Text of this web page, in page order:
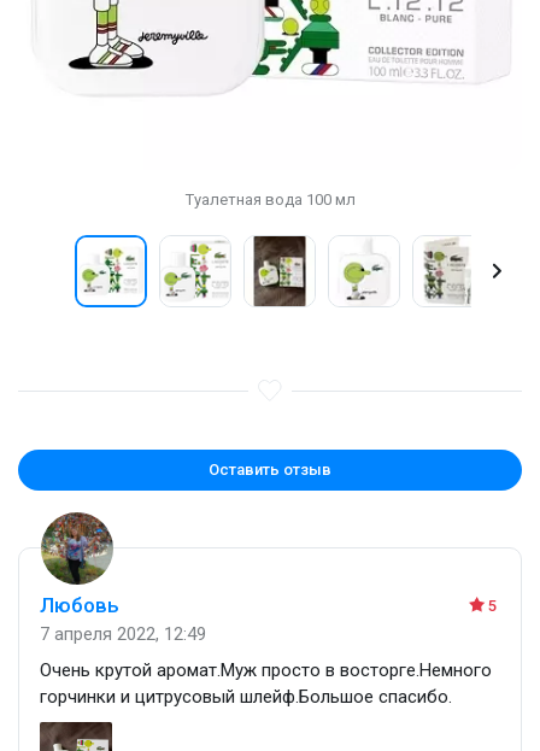
Туалетная вода 100 мл
Оставить отзыв
5
Любовь
7 апреля 2022, 12:49
Очень крутой аромат.Муж просто в восторге.Немного
горчинки и цитрусовый шлейф.Большое спасибо.